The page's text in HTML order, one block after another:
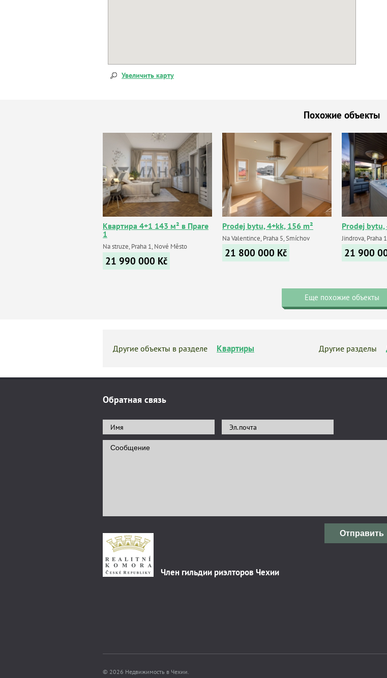
Увеличить карту
Похожие объекты
Квартира 4+1 143 м² в Праге
1
Na struze, Praha 1, Nové Město
21 990 000 Kč
Prodej bytu, 4+kk, 156 m²
Na Valentince, Praha 5, Smíchov
21 800 000 Kč
Prodej bytu,
Jindrova, Praha
21 900
Еще похожие объекты
Другие объекты в разделе Квартиры Другие разделы
Обратная связь
Отправить
Член гильдии риэлторов Чехии
© 2026 Недвижимость в Чехии.